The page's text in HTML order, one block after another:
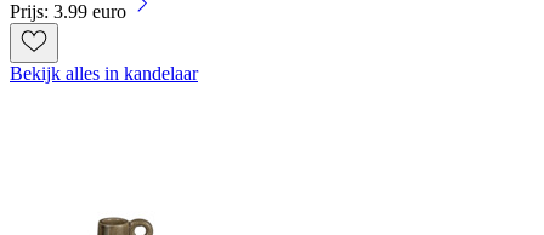
Prijs: 3.99 euro
Bekijk alles in kandelaar